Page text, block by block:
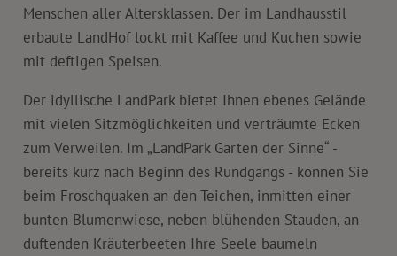
Menschen aller Altersklassen. Der im Landhausstil
erbaute LandHof lockt mit Kaffee und Kuchen sowie
mit deftigen Speisen.
Der idyllische LandPark bietet Ihnen ebenes Gelände
mit vielen Sitzmöglichkeiten und verträumte Ecken
zum Verweilen. Im „LandPark Garten der Sinne“ -
bereits kurz nach Beginn des Rundgangs - können Sie
beim Froschquaken an den Teichen, inmitten einer
bunten Blumenwiese, neben blühenden Stauden, an
duftenden Kräuterbeeten Ihre Seele baumeln